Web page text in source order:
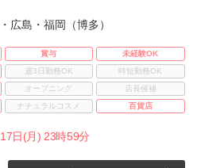
広島・福岡（博多）
賞与
未経験OK
週3日勤務OK
時短勤務OK
オープニング
店長候補
ナチュラルコスメ 百貨店
日(月) 23時59分